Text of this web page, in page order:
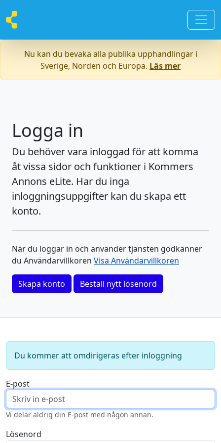
Nu kan du bevaka alla publika upphandlingar i
Sverige, Norden och Europa. Läs mer
Logga in
Du behöver vara inloggad för att komma
åt vissa sidor och funktioner i Kommers
Annons eLite. Har du inga
inloggningsuppgifter kan du skapa ett
konto.
När du loggar in och använder tjänsten godkänner
du Användarvillkoren Visa Användarvillkoren
Skapa konto Beställ nytt lösenord
Du kommer att omdirigeras efter inloggning
E-post
Vi delar aldrig din E-post med någon annan.
Lösenord